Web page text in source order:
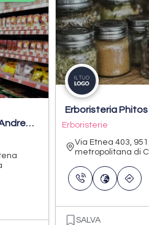
F.lli Giuffrida SNC di Giuffrida Andrea & C.
Erboristeria Phitos
Erboristerie
Via Etnea 403,
metropolitana di
SALVA